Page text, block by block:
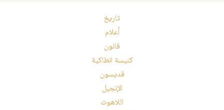
تاريخ
أعلام
قانون
كنيسة انطاكية
قديسون
الإنجيل
اللاهوت